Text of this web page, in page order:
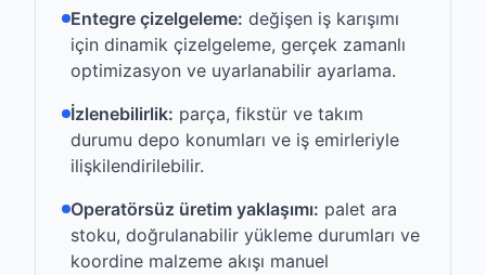
Entegre çizelgeleme: değişen iş karışımı
için dinamik çizelgeleme, gerçek zamanlı
optimizasyon ve uyarlanabilir ayarlama.
İzlenebilirlik: parça, fikstür ve takım
durumu depo konumları ve iş emirleriyle
ilişkilendirilebilir.
Operatörsüz üretim yaklaşımı: palet ara
stoku, doğrulanabilir yükleme durumları ve
koordine malzeme akışı manuel